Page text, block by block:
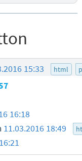
15:33 html
16:18
11.03.2016 18:49